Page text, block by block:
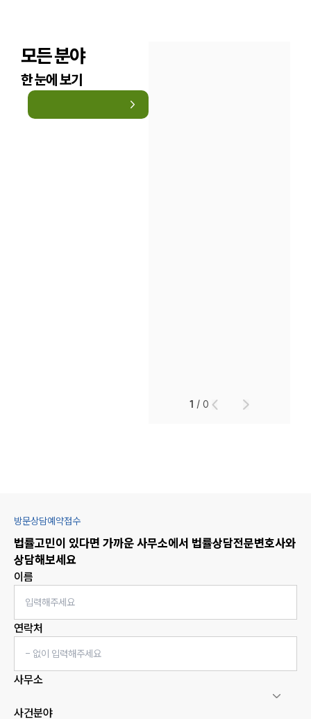
모든 분야
한 눈에 보기
1 /0
방문상담예약접수
법률고민이 있다면 가까운 사무소에서 법률상담전문변호사와
상담해보세요
이름
연락처
사무소
사건분야